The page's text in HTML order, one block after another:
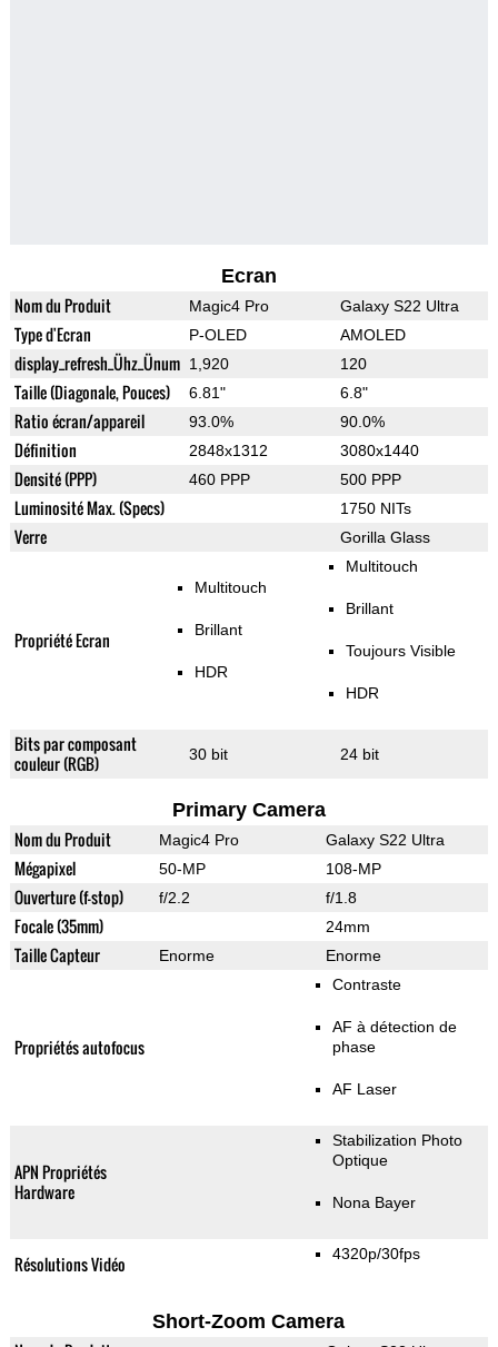
Ecran
Nom du Produit Magic4 Pro Galaxy S22 Ultra
Type d'Ecran P-OLED AMOLED
display_refresh_Ühz_Ünum 1,920 120
Taille (Diagonale, Pouces) 6.81" 6.8"
Ratio écran/appareil 93.0% 90.0%
Définition 2848x1312 3080x1440
Densité (PPP) 460 PPP 500 PPP
Luminosité Max. (Specs) 1750 NITs
Verre Gorilla Glass
Propriété Ecran
Multitouch
Brillant
HDR
Multitouch
Brillant
Toujours Visible
HDR
Bits par composant
couleur (RGB)
30 bit 24 bit
Primary Camera
Nom du Produit Magic4 Pro Galaxy S22 Ultra
Mégapixel 50-MP 108-MP
Ouverture (f-stop) f/2.2 f/1.8
Focale (35mm) 24mm
Taille Capteur Enorme Enorme
Propriétés autofocus
Contraste
AF à détection de
phase
AF Laser
APN Propriétés
Hardware
Stabilization Photo
Optique
Nona Bayer
Résolutions Vidéo 4320p/30fps
Short-Zoom Camera